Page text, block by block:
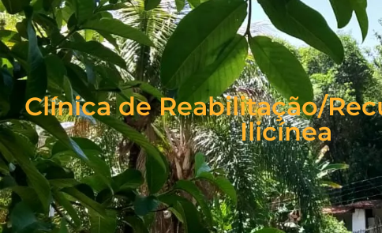
Clínica de Reabilitação/
Ilicínea